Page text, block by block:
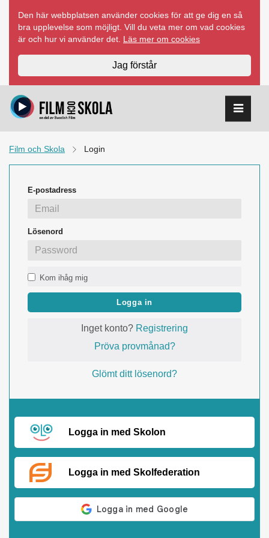
innehåll
Den här webbplatsen använder cookies för att ge dig en så
bra upplevelse som möjligt. Vill du veta mer om vad cookies
är och hur vi använder det. Läs mer om cookies
Jag förstår
Film och Skola Login
E-postadress
Lösenord
Kom ihåg mig
Logga in
Inget konto? Registrering
Pröva provmånad?
Glömt ditt lösenord?
Logga in med Skolon
Logga in med Skolfederation